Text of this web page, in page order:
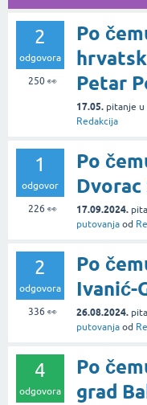
2
odgovora
250👀
Po
Petar
17.05. pitanje u
Redakcija
1
odgovor
226 👀
Po
Dvorac
17.09.2024.
putovanja od
2
odgovora
336 👀
Po
Ivanić-
26.08.2024.
putovanja od
4
odgovora
Po
grad